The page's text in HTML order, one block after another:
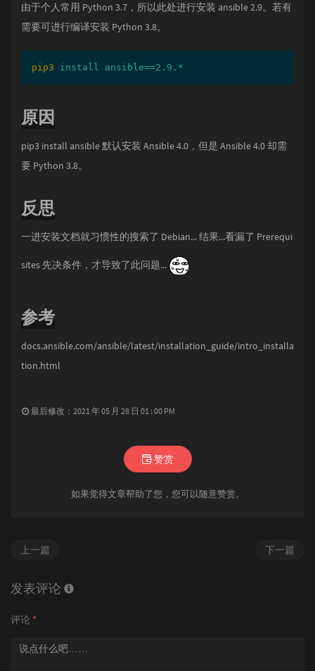
由于个人常用 Python 3.7，所以此处进行安装 ansible 2.9。若有
需要可进行编译安装 Python 3.8。
pip3 install ansible==2.9.*
原因
pip3 install ansible 默认安装 Ansible 4.0，但是 Ansible 4.0 却需
要 Python 3.8。
反思
一进安装文档就习惯性的搜索了 Debian... 结果...看漏了 Prerequi
sites 先决条件，才导致了此问题...
参考
docs.ansible.com/ansible/latest/installation_guide/intro_installa
tion.html
最后修改：2021 年 05 月 28 日 01 : 00 PM
赞赏
如果觉得文章帮助了您，您可以随意赞赏。
下一篇
上一篇
发表评论
评论 *